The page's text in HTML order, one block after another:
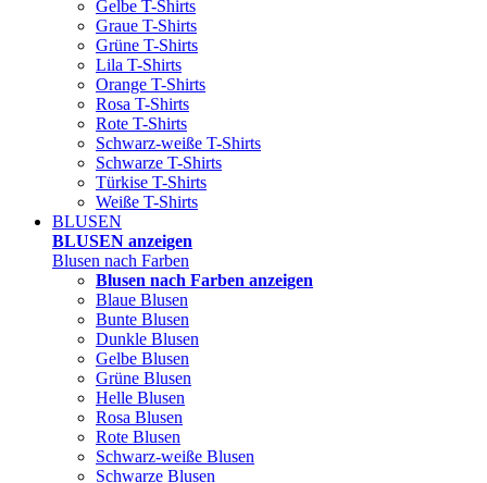
Gelbe T-Shirts
Graue T-Shirts
Grüne T-Shirts
Lila T-Shirts
Orange T-Shirts
Rosa T-Shirts
Rote T-Shirts
Schwarz-weiße T-Shirts
Schwarze T-Shirts
Türkise T-Shirts
Weiße T-Shirts
BLUSEN
BLUSEN anzeigen
Blusen nach Farben
Blusen nach Farben anzeigen
Blaue Blusen
Bunte Blusen
Dunkle Blusen
Gelbe Blusen
Grüne Blusen
Helle Blusen
Rosa Blusen
Rote Blusen
Schwarz-weiße Blusen
Schwarze Blusen